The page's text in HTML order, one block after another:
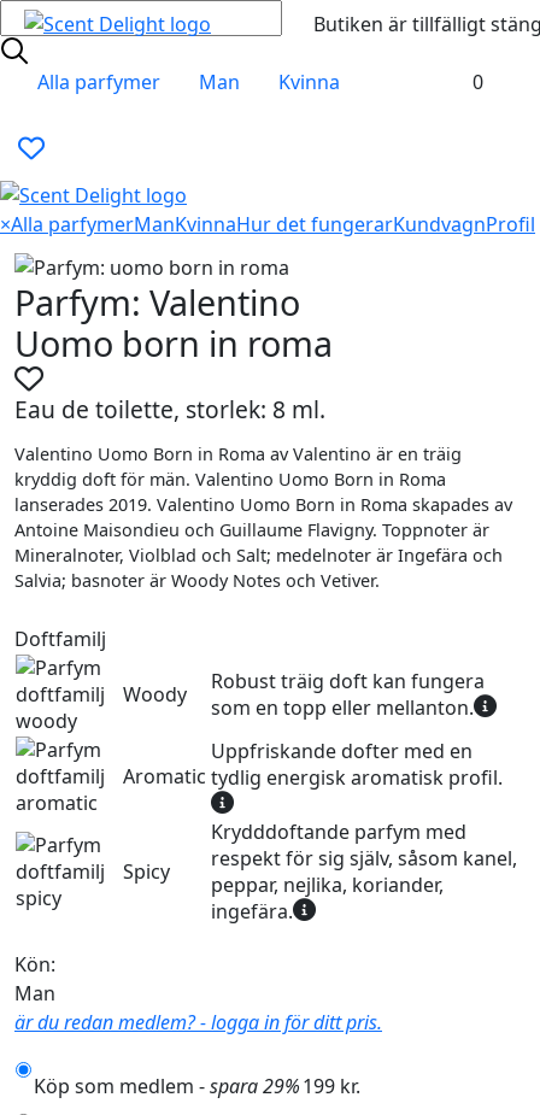
Butiken är tillfälligt
Alla parfymer Man Kvinna 0
×Alla parfymerManKvinnaHur det fungerarKundvagnProfil
Parfym: Valentino
Uomo born in roma
Eau de toilette, storlek: 8 ml.
Valentino Uomo Born in Roma av Valentino är en träig
kryddig doft för män. Valentino Uomo Born in Roma
lanserades 2019. Valentino Uomo Born in Roma skapades av
Antoine Maisondieu och Guillaume Flavigny. Toppnoter är
Mineralnoter, Violblad och Salt; medelnoter är Ingefära och
Salvia; basnoter är Woody Notes och Vetiver.
Doftfamilj
Woody
Robust träig doft kan fungera
som en topp eller mellanton.
Aromatic
Uppfriskande dofter med en
tydlig energisk aromatisk profil.
Spicy
Krydddoftande parfym med
respekt för sig själv, såsom kanel,
peppar, nejlika, koriander,
ingefära.
Kön:
Man
är du redan medlem? - logga in för ditt pris.
Köp som medlem -spara 29%199 kr.